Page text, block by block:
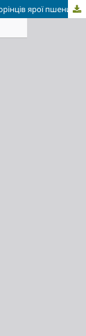
Мітотична активність клітин первинних корінців ярої пшениці залежно від дії низьких температур